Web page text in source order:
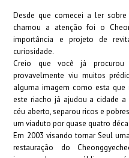
Desde que comecei a ler sobre
chamou a atenção foi o
importância e projeto de
curiosidade.
Creio que você já
provavelmente viu muitos
alguma imagem como esta
este riacho já ajudou a cidade
céu aberto, separou ricos e
um viaduto por quase quatro
Em 2003 visando tornar Seul
restauração do